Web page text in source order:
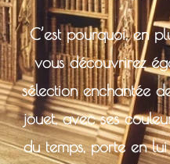
C’est pourquoi, en
vous découvrirez
sélection enchantée
jouet, avec ses
du temps, porte en